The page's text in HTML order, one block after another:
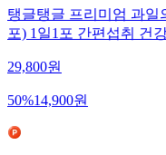
탱글탱글 프리미엄 과일
포) 1일1포 간편섭취 건
29,800원
50%14,900원